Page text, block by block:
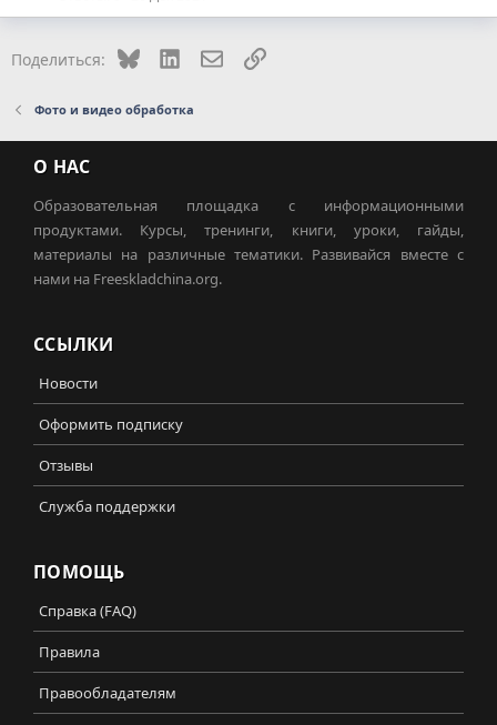
Поделиться: Bluesky LinkedInЭлектронная почта
Ссылка
Фото и видео обработка
О НАС
Образовательная площадка с информационными
продуктами. Курсы, тренинги, книги, уроки, гайды,
материалы на различные тематики. Развивайся вместе с
нами на Freeskladchina.org.
ССЫЛКИ
Новости
Оформить подписку
Отзывы
Служба поддержки
ПОМОЩЬ
Справка (FAQ)
Правила
Правообладателям